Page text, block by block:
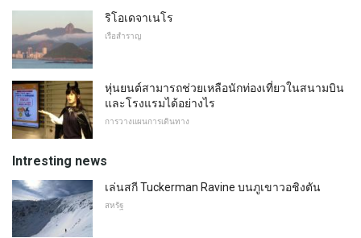
ริโอเดจาเนโร
เรือสำราญ
หุ่นยนต์สามารถช่วยเหลือนักท่องเที่ยวในสนามบิน
และโรงแรมได้อย่างไร
การวางแผนการเดินทาง
Intresting news
เล่นสกี Tuckerman Ravine บนภูเขาวอชิงตัน
สหรัฐ